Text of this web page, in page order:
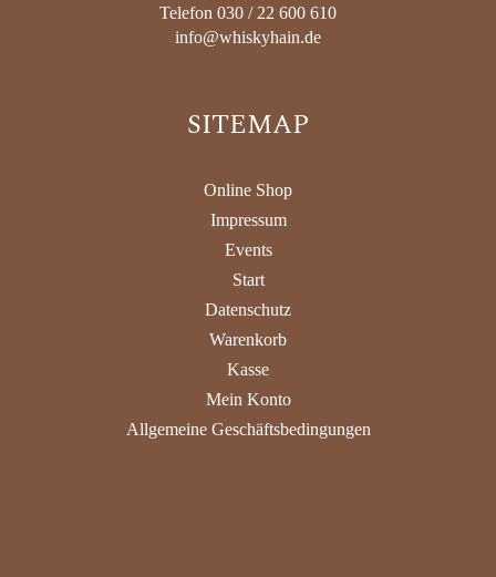
Telefon 030 / 22 600 610
info@whiskyhain.de
SITEMAP
Online Shop
Impressum
Events
Start
Datenschutz
Warenkorb
Kasse
Mein Konto
Allgemeine Geschäftsbedingungen